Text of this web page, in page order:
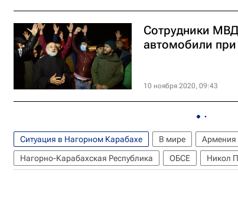
Сотрудники
автомобили при
10 ноября 2020, 09:43
Ситуация в Нагорном Карабахе В мире Армения
Нагорно-Карабахская Республика
ОБСЕ Никол